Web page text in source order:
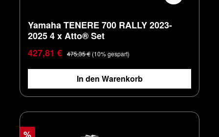
Yamaha TENERE 700 RALLY 2023-
2025 4 x Atto® Set
Verkaufspreis:
427,81 € Regulärer Preis:
475,35 € (10% gespart)
In den Warenkorb
%